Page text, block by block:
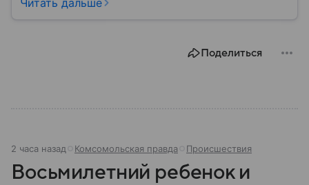
Читать дальше
Поделиться
2 часа назад Комсомольская правда Происшествия
Восьмилетний ребенок и